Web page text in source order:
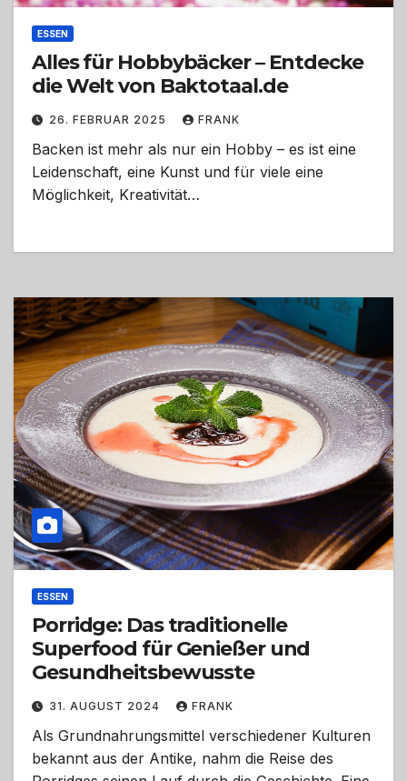
ESSEN
Alles für Hobbybäcker – Entdecke
die Welt von Baktotaal.de
26. FEBRUAR 2025 FRANK
Backen ist mehr als nur ein Hobby – es ist eine
Leidenschaft, eine Kunst und für viele eine
Möglichkeit, Kreativität…
ESSEN
Porridge: Das traditionelle
Superfood für Genießer und
Gesundheitsbewusste
31. AUGUST 2024 FRANK
Als Grundnahrungsmittel verschiedener Kulturen
bekannt aus der Antike, nahm die Reise des